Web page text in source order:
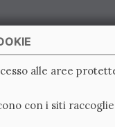
alle aree
con i siti